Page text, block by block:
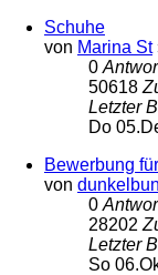
Schuhe
von Marina St
0
50618
Letzter
Do
Bewerbung
von
0
28202
Letzter
So